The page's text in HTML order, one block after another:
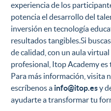
experiencia de los
potencia el desarrollo del
inversión en tecnología
resultados tangibles.Si
de calidad, con un aula
profesional, Itop Academy
Para más información, visita
escríbenos a info@itop.esy
ayudarte a transformar tu